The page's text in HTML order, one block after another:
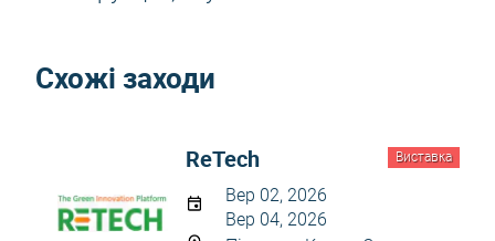
Схожі заходи
Виставка
ReTech
Вер 02, 2026
Вер 04, 2026